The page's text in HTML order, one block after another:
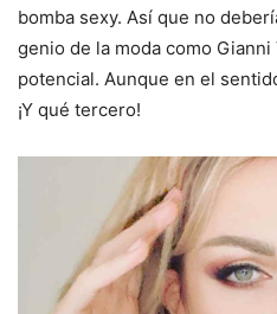
bomba sexy. Así que no
genio de la moda como
potencial. Aunque en el
¡Y qué tercero!